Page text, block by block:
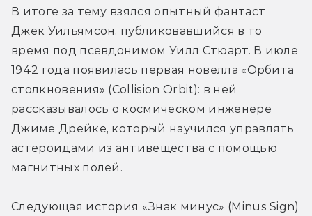
В итоге за тему взялся опытный фантаст
Джек Уильямсон, публиковавшийся в то
время под псевдонимом Уилл Стюарт. В июле
1942 года появилась первая новелла «Орбита
столкновения» (Collision Orbit): в ней
рассказывалось о космическом инженере
Джиме Дрейке, который научился управлять
астероидами из антивещества с помощью
магнитных полей.
Следующая история «Знак минус» (Minus Sign)